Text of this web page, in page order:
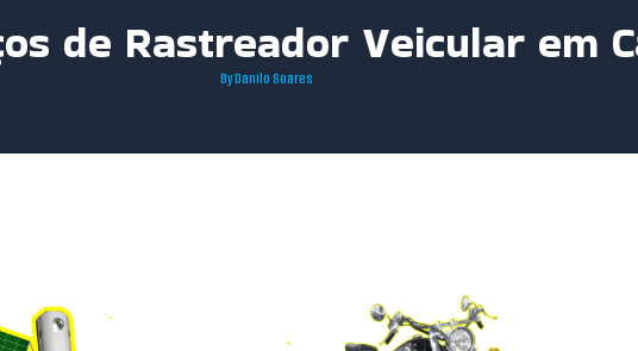
de Rastreador Veicular em
ByDanilo Soares